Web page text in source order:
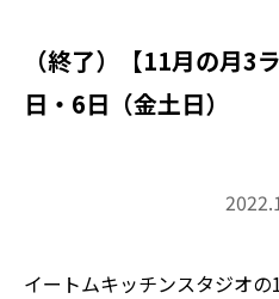
（終了）【11月の月3
日・6日（金土日）
イートムキッチンスタジオの